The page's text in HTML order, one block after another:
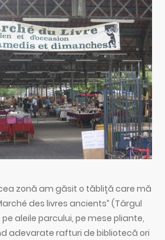
zonă am găsit o tăbliță care mă
des livres ancients” (Târgul
aleile parcului, pe mese pliante,
adevarate rafturi de bibliotecă ori